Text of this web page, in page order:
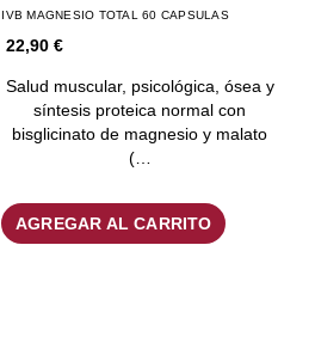
IVB MAGNESIO TOTAL 60 CAPSULAS
22,90 €
Salud muscular, psicológica, ósea y
síntesis proteica normal con
bisglicinato de magnesio y malato
(…
AGREGAR AL CARRITO